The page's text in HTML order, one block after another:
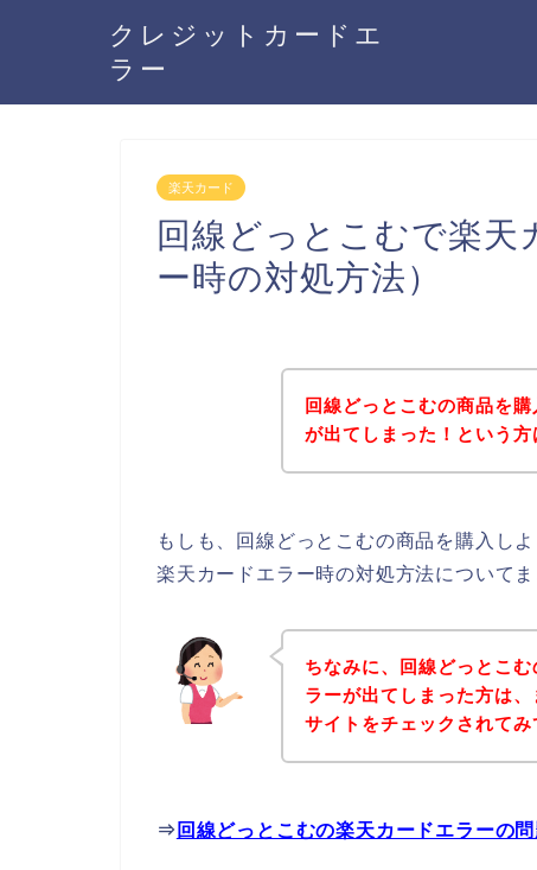
クレジットカードエ
ラー
楽天カード
回線どっとこむで楽天
ー時の対処方法）
回線どっとこむの商品を
が出てしまった！という方
もしも、回線どっとこむの商品を購入し
楽天カードエラー時の対処方法について
ちなみに、回線どっとこ
ラーが出てしまった方は
サイトをチェックされて
⇒ 回線どっとこむの楽天カードエラーの